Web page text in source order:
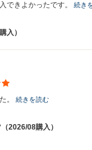
できよかったです。 続き
入）
。 続きを読む
2026/08購入）